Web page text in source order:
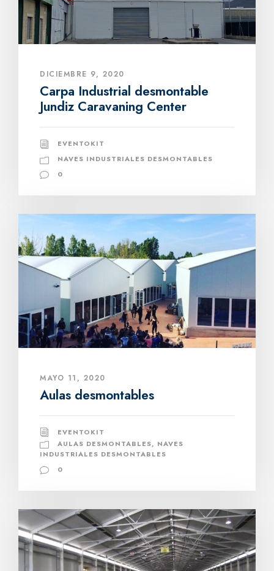
DICIEMBRE 9, 2020
Carpa Industrial desmontable
Jundiz Caravaning Center
EVENTOKIT
NAVES INDUSTRIALES DESMONTABLES
0
MAYO 11, 2020
Aulas desmontables
EVENTOKIT
AULAS DESMONTABLES, NAVES
INDUSTRIALES DESMONTABLES
0